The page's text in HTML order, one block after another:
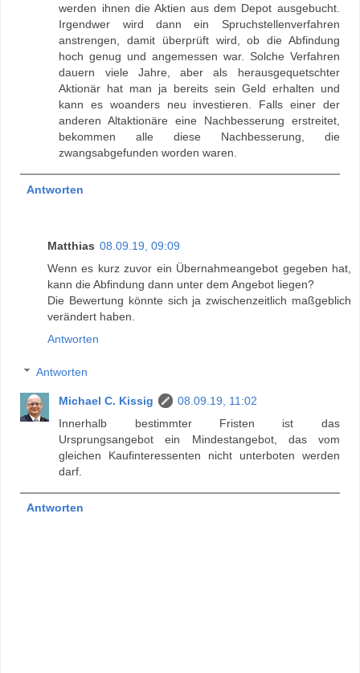
werden ihnen die Aktien aus dem Depot ausgebucht.
Irgendwer wird dann ein Spruchstellenverfahren
anstrengen, damit überprüft wird, ob die Abfindung
hoch genug und angemessen war. Solche Verfahren
dauern viele Jahre, aber als herausgequetschter
Aktionär hat man ja bereits sein Geld erhalten und
kann es woanders neu investieren. Falls einer der
anderen Altaktionäre eine Nachbesserung erstreitet,
bekommen alle diese Nachbesserung, die
zwangsabgefunden worden waren.
Antworten
Matthias 08.09.19, 09:09
Wenn es kurz zuvor ein Übernahmeangebot gegeben hat,
kann die Abfindung dann unter dem Angebot liegen?
Die Bewertung könnte sich ja zwischenzeitlich maßgeblich
verändert haben.
Antworten
Antworten
Michael C. Kissig
08.09.19, 11:02
Innerhalb bestimmter Fristen ist das
Ursprungsangebot ein Mindestangebot, das vom
gleichen Kaufinteressenten nicht unterboten werden
darf.
Antworten